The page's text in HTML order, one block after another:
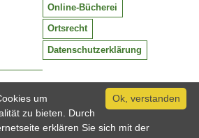
38
/ 409-0
Online-Bücherei
Ortsrecht
Datenschutzerklärung
Ok, verstanden
um
zu bieten. Durch
erklären Sie sich mit der